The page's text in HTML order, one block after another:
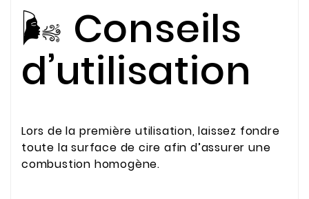
🌬️ Conseils
d’utilisation
Lors de la première utilisation, laissez fondre
toute la surface de cire afin d’assurer une
combustion homogène.